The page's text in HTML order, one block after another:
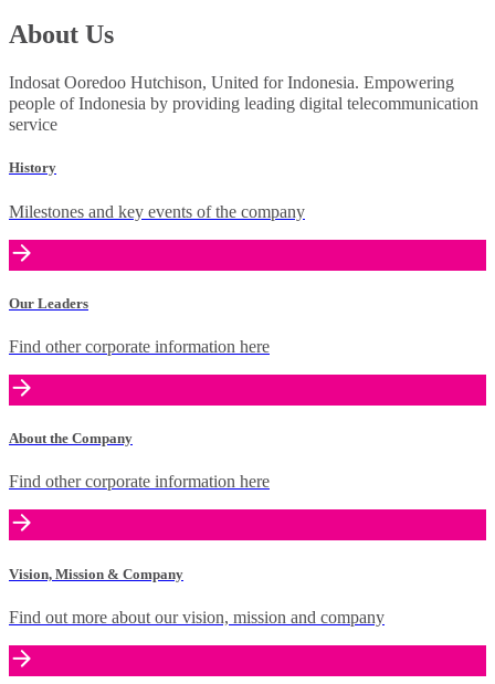
About Us
Indosat Ooredoo Hutchison, United for Indonesia. Empowering
people of Indonesia by providing leading digital telecommunication
service
History
Milestones and key events of the company
Our Leaders
Find other corporate information here
About the Company
Find other corporate information here
Vision, Mission & Company
Find out more about our vision, mission and company